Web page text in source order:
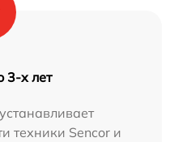
3-х лет
техники Sencor и